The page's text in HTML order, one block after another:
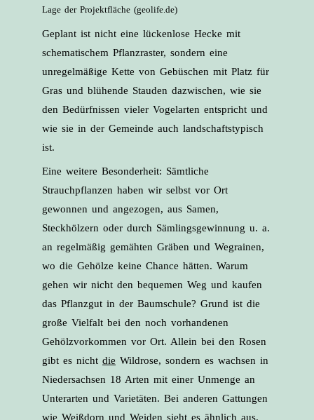
Lage der Projektfläche (geolife.de)
Geplant ist nicht eine lückenlose Hecke mit
schematischem Pflanzraster, sondern eine
unregelmäßige Kette von Gebüschen mit Platz für
Gras und blühende Stauden dazwischen, wie sie
den Bedürfnissen vieler Vogelarten entspricht und
wie sie in der Gemeinde auch landschaftstypisch
ist.
Eine weitere Besonderheit: Sämtliche
Strauchpflanzen haben wir selbst vor Ort
gewonnen und angezogen, aus Samen,
Steckhölzern oder durch Sämlingsgewinnung u. a.
an regelmäßig gemähten Gräben und Wegrainen,
wo die Gehölze keine Chance hätten. Warum
gehen wir nicht den bequemen Weg und kaufen
das Pflanzgut in der Baumschule? Grund ist die
große Vielfalt bei den noch vorhan­denen
Gehölzvorkommen vor Ort. Allein bei den Rosen
gibt es nicht die Wildrose, sondern es wachsen in
Niedersachsen 18 Arten mit einer Unmenge an
Unterarten und Varietäten. Bei anderen Gattungen
wie Weißdorn und Weiden sieht es ähnlich aus.